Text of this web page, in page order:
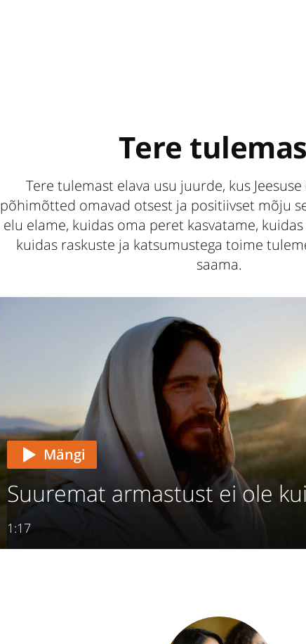
Tere
Tere tulemast elava usu juurde, kus
põhimõtted omavad otsest ja positiivset mõju
elu elame, kuidas oma peret kasvatame,
kuidas raskuste ja katsumustega toime
saama.
Mängi
Suuremat armastust ei ole
1:17